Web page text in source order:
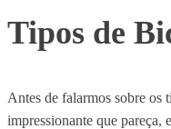
Tipos de
Antes de falarmos sobre os
impressionante que pareça,